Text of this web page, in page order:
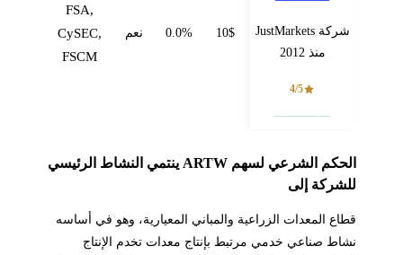
شركة JustMarkets
منذ 2012
4/5
10$
0.0% نعم
FSA,
CySEC,
FSCM
الحكم الشرعي لسهم ARTW ينتمي النشاط الرئيسي
للشركة إلى
قطاع المعدات الزراعية والمباني المعيارية، وهو في أساسه
نشاط صناعي خدمي مرتبط بإنتاج معدات تخدم الإنتاج